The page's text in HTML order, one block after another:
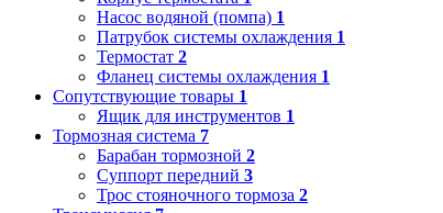
Насос водяной (помпа) 1
Патрубок системы охлаждения 1
Термостат 2
Фланец системы охлаждения 1
Сопутствующие товары 1
Ящик для инструментов 1
Тормозная система 7
Барабан тормозной 2
Суппорт передний 3
Трос стояночного тормоза 2